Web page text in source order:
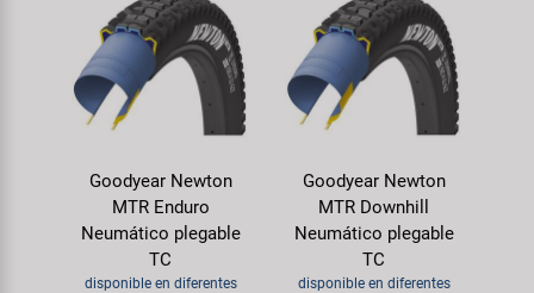
Goodyear Newton
MTR Enduro
Neumático plegable
TC
disponible en diferentes
Goodyear Newton
MTR Downhill
Neumático plegable
TC
disponible en diferentes